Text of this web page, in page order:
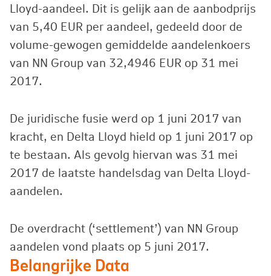
Lloyd-aandeel. Dit is gelijk aan de aanbodprijs
van 5,40 EUR per aandeel, gedeeld door de
volume-gewogen gemiddelde aandelenkoers
van NN Group van 32,4946 EUR op 31 mei
2017.
De juridische fusie werd op 1 juni 2017 van
kracht, en Delta Lloyd hield op 1 juni 2017 op
te bestaan. Als gevolg hiervan was 31 mei
2017 de laatste handelsdag van Delta Lloyd-
aandelen.
De overdracht (‘settlement’) van NN Group
aandelen vond plaats op 5 juni 2017.
Belangrijke Data